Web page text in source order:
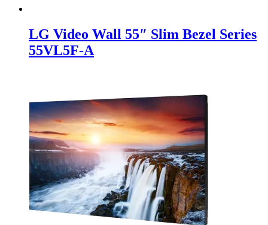
LG Video Wall 55″ Slim Bezel Series
55VL5F-A